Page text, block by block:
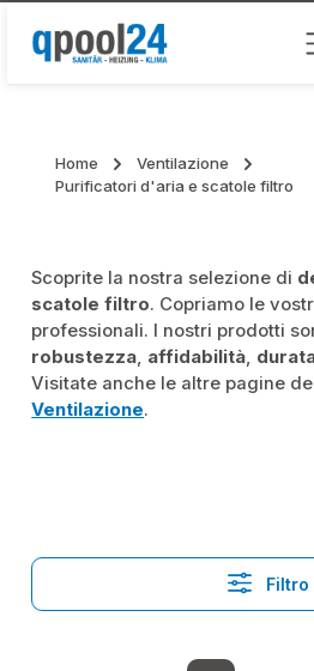
Passa al contenuto principale
Home
Ventilazione
Purificatori d'aria e scatole filtro
Scoprite la nostra selezione di
scatole filtro. Copriamo le
professionali. I nostri prodotti
robustezza, affidabilità,
Visitate anche le altre pagine
Ventilazione.
Filtro